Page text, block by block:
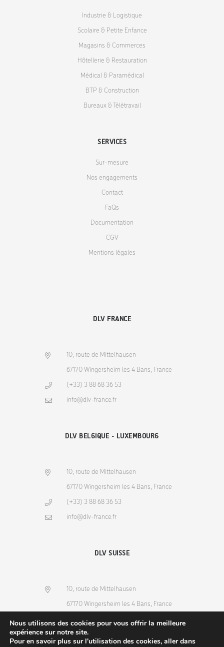
Industrie & Logistique
Scolaire & Petite Enfance
Magasins & Commerces
Hôtellerie & Restauration
Médical & Paramédical
BTP & Construction
Bureaux & Télétravail
SERVICES
Sur-mesure
Nos engagements
Contact
FaQs
Documentation
CGV
Mentions légales
DLV FRANCE
10, route de Mittelhausen
67170 Wingersheim les 4 Bans, France
(+33) 3 88 68 36 53
info@dlv-france.fr
DLV BELGIQUE - LUXEMBOURG
10, route de Mittelhausen
67170 Wingersheim les 4 Bans, France
(+33) 3 88 68 36 53
info@dlv-france.fr
DLV SUISSE
10, route de Mittelhausen
67170 Wingersheim les 4 Bans, France
(+33) 3 88 68 36 53
info@dlv-france.fr
Nous utilisons des cookies pour vous offrir la meilleure
expérience sur notre site.
Pour en savoir plus sur l'utilisation des cookies, aller dans